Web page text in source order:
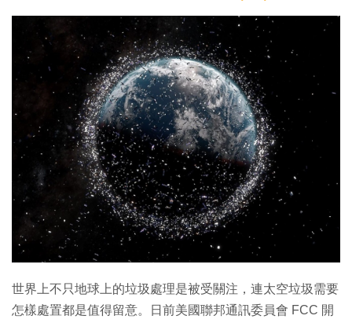
世界上不只地球上的垃圾處理是被受關注，連太空垃圾需要
怎樣處置都是值得留意。日前美國聯邦通訊委員會 FCC 開